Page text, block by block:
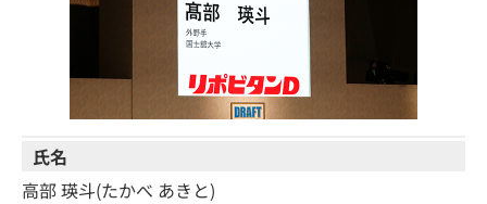
氏名
高部 瑛斗(たかべ あきと)